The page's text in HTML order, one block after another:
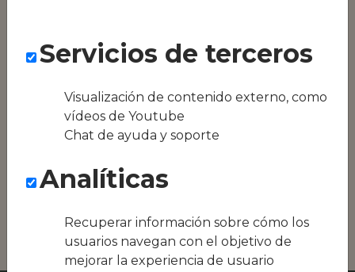
Panel de control
RR.HH
equipos híbridos
Conseguimos la
zona, como podría
ser AmiGusto bar o
Servicios de terceros
Visualización de contenido externo, como
vídeos de Youtube
Chat de ayuda y soporte
Analíticas
Recuperar información sobre cómo los
usuarios navegan con el objetivo de
mejorar la experiencia de usuario